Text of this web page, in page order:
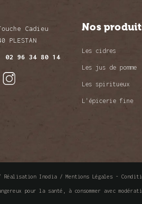
Cadieu
PLESTAN
02 96 34 80 14
Nos
Les cidres
Les jus de pomme
Les spiritueux
L'épicerie fine
Réalisation Inodia / Mentions Légales -
pour la santé, à consommer avec